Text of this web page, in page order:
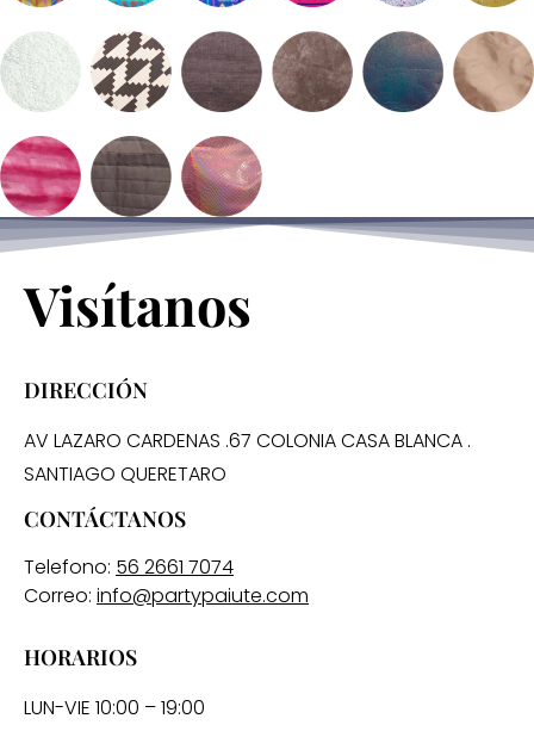
Visítanos
DIRECCIÓN
AV LAZARO CARDENAS .67 COLONIA CASA BLANCA .
SANTIAGO QUERETARO
CONTÁCTANOS
Telefono: 56 2661 7074
Correo: info@partypaiute.com
HORARIOS
LUN-VIE 10:00 – 19:00